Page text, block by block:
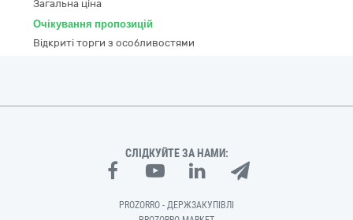
Загальна ціна
Очікування пропозицій
Відкриті торги з особливостями
СЛІДКУЙТЕ ЗА НАМИ:
PROZORRO - ДЕРЖЗАКУПІВЛІ